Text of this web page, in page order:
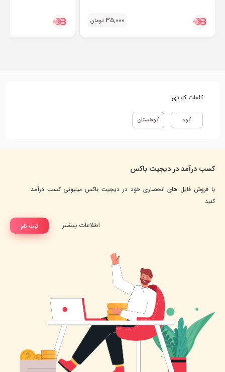
35,000 تومان
کلمات کلیدی
کوه کوهستان
کسب درآمد در دیجیت باکس
با فروش فایل های انحصاری خود در دیجیت باکس میلیونی کسب درآمد
کنید
ثبت نام اطلاعات بیشتر